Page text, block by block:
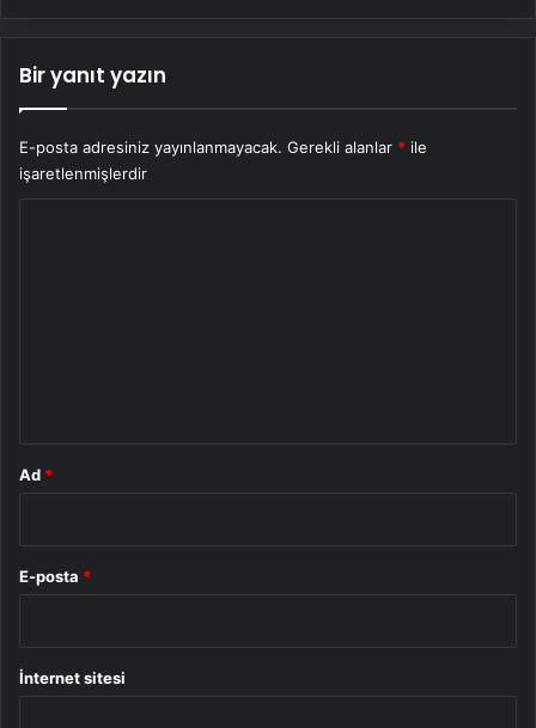
Bir yanıt yazın
E-posta adresiniz yayınlanmayacak. Gerekli alanlar * ile
işaretlenmişlerdir
Ad *
E-posta *
İnternet sitesi